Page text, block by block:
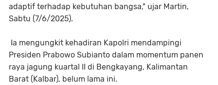
adaptif terhadap kebutuhan bangsa," ujar Martin,
Sabtu (7/6/2025).
Ia mengungkit kehadiran Kapolri mendampingi
Presiden Prabowo Subianto dalam momentum panen
raya jagung kuartal II di Bengkayang, Kalimantan
Barat (Kalbar), belum lama ini.